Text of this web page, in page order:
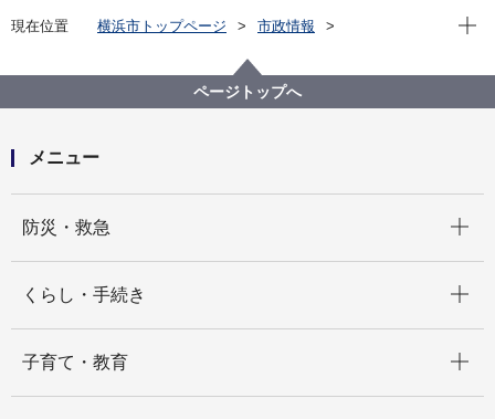
現在位置 横浜市トップページ
市政情報
政策経営・国際戦略局
「第53回指定都市市長会議」の開催結果について
現在
ページトップへ
メニュー
防災・救急
くらし・手続き
子育て・教育